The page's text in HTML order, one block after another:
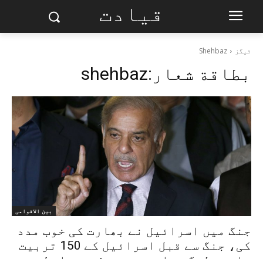
قیادت
ٹیگز Shehbaz
بطاقة شعار:shehbaz
بین الاقوامی
جنگ میں اسرائیل نے بھارت کی خوب مدد
کی، جنگ سے قبل اسرائیل کے 150 تربیت